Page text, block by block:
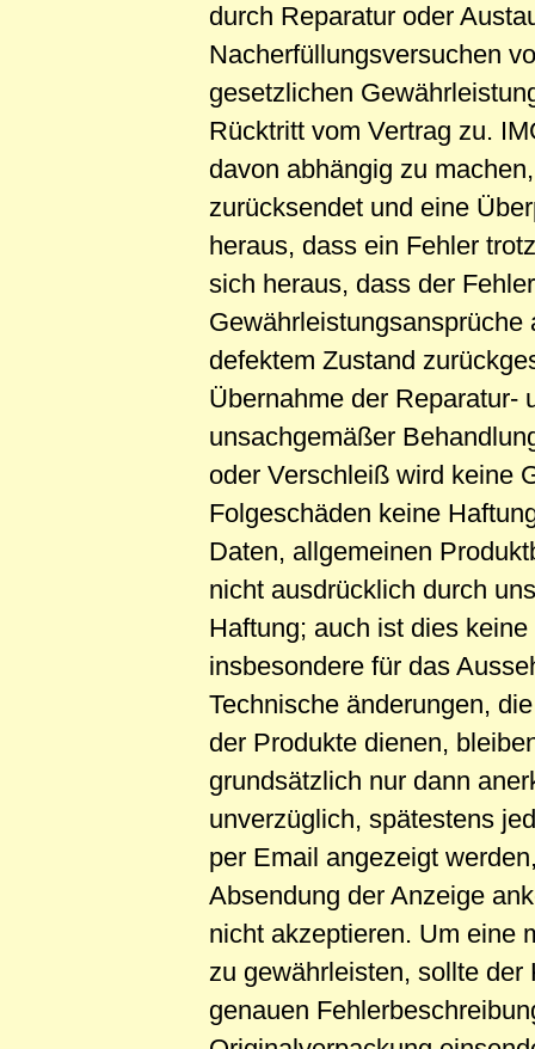
durch Reparatur oder
Nacherfüllungsversuchen
gesetzlichen
Rücktritt vom Vertrag zu.
davon abhängig zu
zurücksendet und eine
heraus, dass ein Fehler
sich heraus, dass der
defektem Zustand
Übernahme der Reparatur-
unsachgemäßer
oder Verschleiß wird keine
Folgeschäden keine
Daten, allgemeinen
nicht ausdrücklich durch
Haftung; auch ist dies
insbesondere für das
Technische änderungen,
der Produkte dienen,
grundsätzlich nur dann
unverzüglich, spätestens
per Email angezeigt
Absendung der Anzeige
nicht akzeptieren. Um eine
zu gewährleisten, sollte
genauen